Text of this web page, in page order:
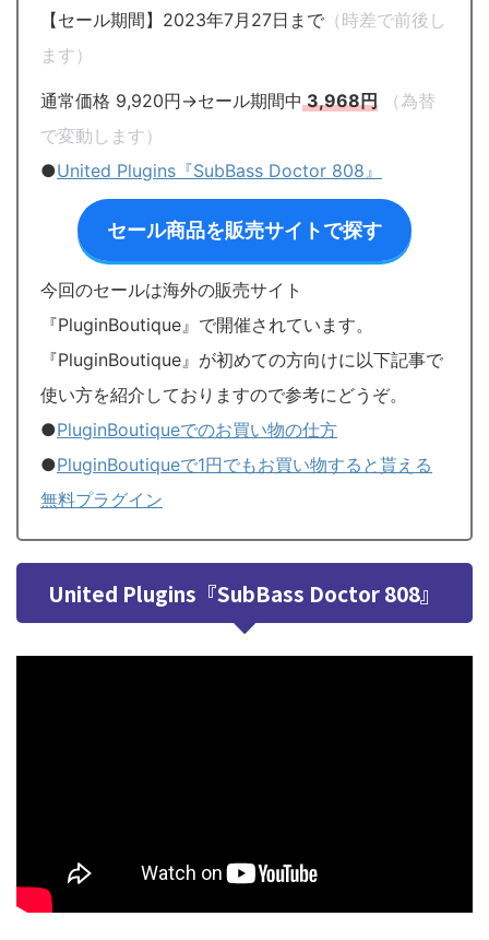
【セール期間】2023年7月27日まで （時差で前後し
ます）
通常価格 9,920円→セール期間中3,968円
（為替
で変動します）
●United Plugins『SubBass Doctor 808』
セール商品を販売サイトで探す
今回のセールは海外の販売サイト
『PluginBoutique』で開催されています。
『PluginBoutique』が初めての方向けに以下記事で
使い方を紹介しておりますので参考にどうぞ。
●PluginBoutiqueでのお買い物の仕方
●PluginBoutiqueで1円でもお買い物すると貰える
無料プラグイン
United Plugins『SubBass Doctor 808』